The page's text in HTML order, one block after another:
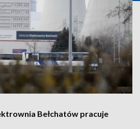
Bełchatów pracuje